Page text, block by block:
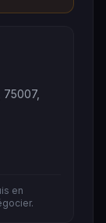
en